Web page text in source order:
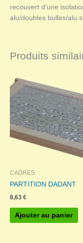
recouvert d’une
alu/doubles bulles/alu
Produits
CADRES
PARTITION DADANT
8,63 €
Ajouter au panier